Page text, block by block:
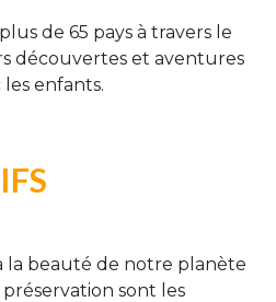
de 65 pays à travers le
découvertes et aventures
enfants.
la beauté de notre planète
sont les